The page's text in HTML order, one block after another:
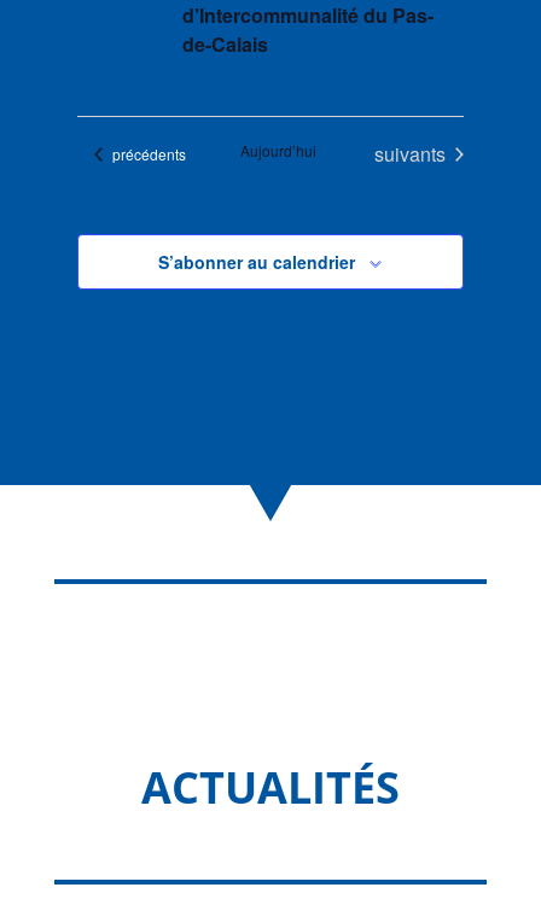
d’Intercommunalité du Pas-
de-Calais
Évènements
précédents Aujourd’hui Évènements
suivants
S’abonner au calendrier
ACTUALITÉS